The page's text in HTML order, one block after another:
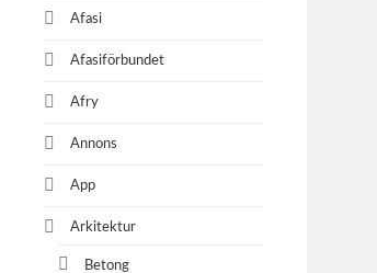
Afasi
Afasiförbundet
Afry
Annons
App
Arkitektur
Betong